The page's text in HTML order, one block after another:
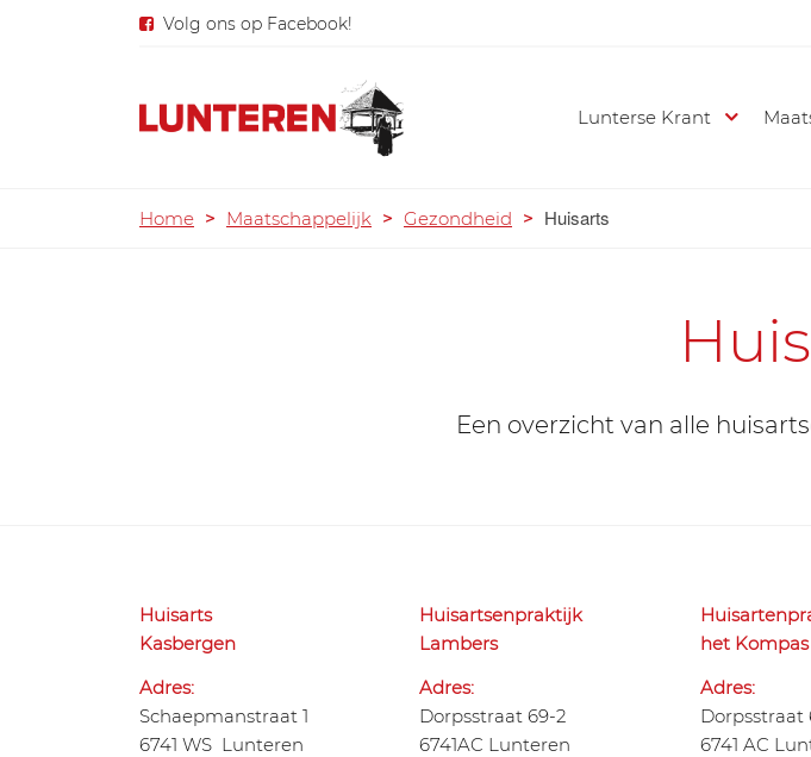
Volg ons op Facebook!
Lunterse Krant
Home > Maatschappelijk > Gezondheid > Huisarts
Een overzicht van alle
Huisarts
Kasbergen
Adres:
Schaepmanstraat 1
6741 WS Lunteren
Huisartsenpraktijk
Lambers
Adres:
Dorpsstraat 69-2
6741AC Lunteren
het Kompas
Adres:
Dorpsstraat
6741 AC